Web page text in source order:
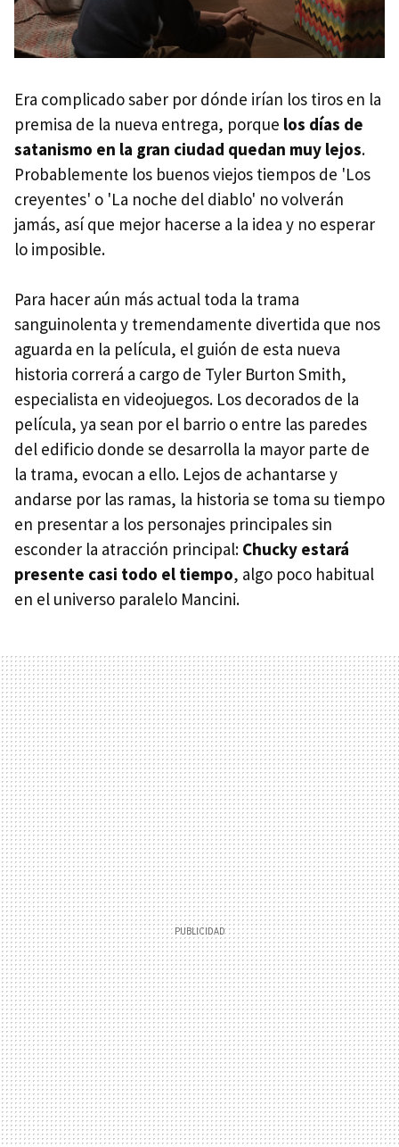
Era complicado saber por dónde irían los tiros en la
premisa de la nueva entrega, porque los días de
satanismo en la gran ciudad quedan muy lejos.
Probablemente los buenos viejos tiempos de 'Los
creyentes' o 'La noche del diablo' no volverán
jamás, así que mejor hacerse a la idea y no esperar
lo imposible.
Para hacer aún más actual toda la trama
sanguinolenta y tremendamente divertida que nos
aguarda en la película, el guión de esta nueva
historia correrá a cargo de Tyler Burton Smith,
especialista en videojuegos. Los decorados de la
película, ya sean por el barrio o entre las paredes
del edificio donde se desarrolla la mayor parte de
la trama, evocan a ello. Lejos de achantarse y
andarse por las ramas, la historia se toma su tiempo
en presentar a los personajes principales sin
esconder la atracción principal: Chucky estará
presente casi todo el tiempo, algo poco habitual
en el universo paralelo Mancini.